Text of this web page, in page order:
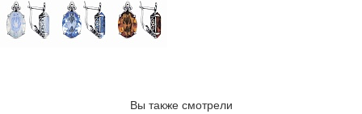
Вы также смотрели